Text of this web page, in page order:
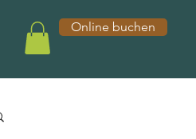
Online buchen